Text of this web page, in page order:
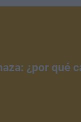
¿por qué